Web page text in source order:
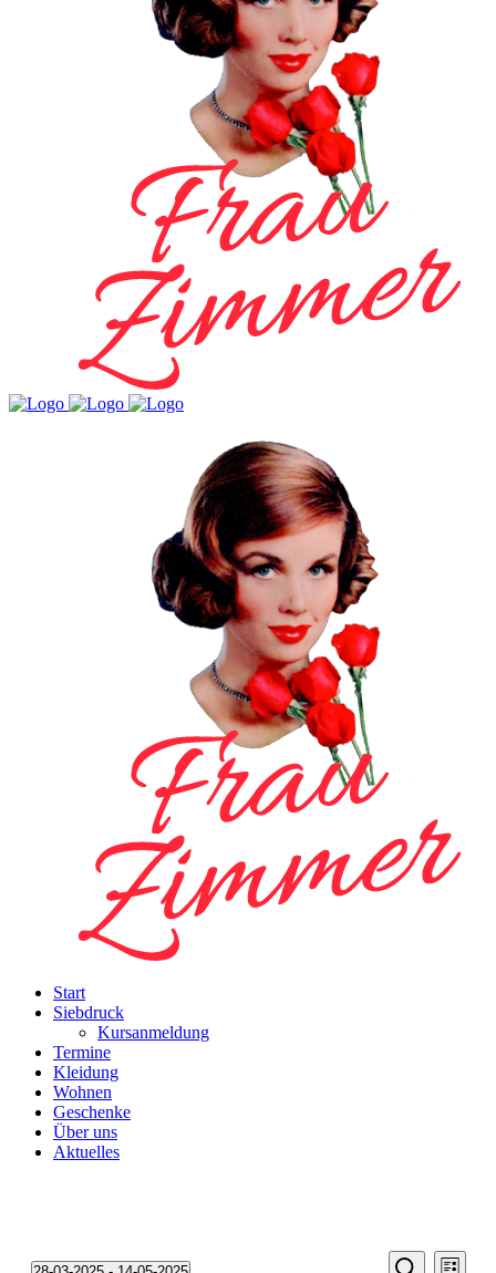
Start
Siebdruck
Kursanmeldung
Termine
Kleidung
Wohnen
Geschenke
Über uns
Aktuelles